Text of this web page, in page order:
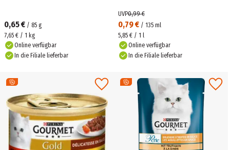
0,65 € / 85 g
7,65 € / 1 kg
Online verfügbar
In die Filiale lieferbar
0,79 € / 135 ml
UVP0,99 €
5,85 € / 1 l
Online verfügbar
In die Filiale lieferbar